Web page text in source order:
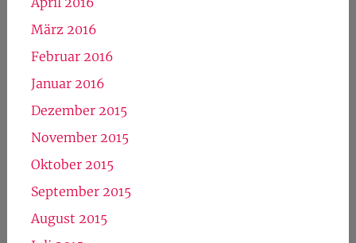
November 2016
Oktober 2016
September 2016
August 2016
Juli 2016
Juni 2016
Mai 2016
April 2016
März 2016